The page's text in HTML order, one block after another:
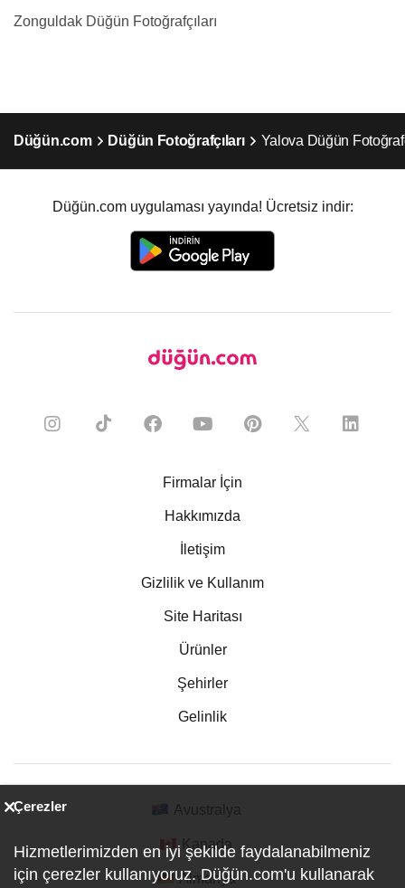
Zonguldak Düğün Fotoğrafçıları
Düğün.com Düğün Fotoğrafçıları Yalova Düğün
Düğün.com uygulaması yayında! Ücretsiz indir:
Firmalar İçin
Hakkımızda
İletişim
Gizlilik ve Kullanım
Site Haritası
Ürünler
Şehirler
Gelinlik
Kanada
Almanya
Çerezler
Hizmetlerimizden en iyi şekilde faydalanabilmeniz
için çerezler kullanıyoruz. Düğün.com'u kullanarak